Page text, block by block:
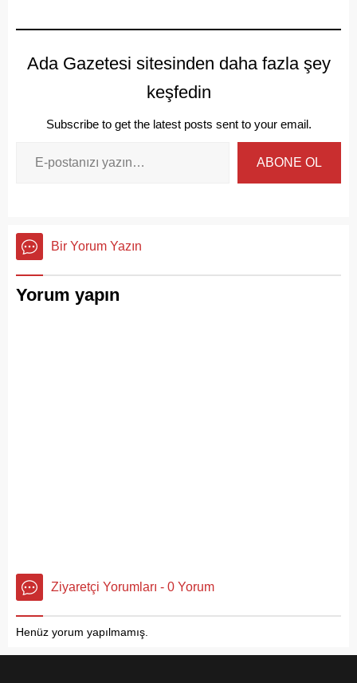
Ada Gazetesi sitesinden daha fazla şey
keşfedin
Subscribe to get the latest posts sent to your email.
ABONE OL
Bir Yorum Yazın
Yorum yapın
Ziyaretçi Yorumları - 0 Yorum
Henüz yorum yapılmamış.